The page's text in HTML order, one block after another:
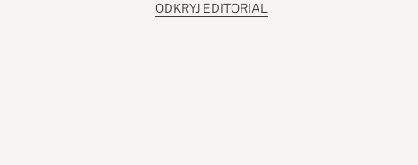
ODKRYJ EDITORIAL